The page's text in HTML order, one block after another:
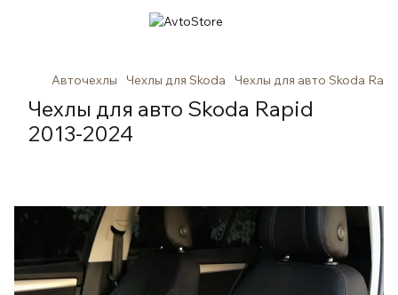
Авточехлы Чехлы для Skoda Чехлы для авто Skoda
Чехлы для авто Skoda Rapid
2013-2024